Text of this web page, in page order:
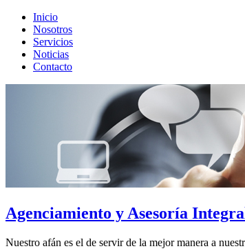
Inicio
Nosotros
Servicios
Noticias
Contacto
Agenciamiento y Asesoría
Nuestro afán es el de servir de la mejor manera a